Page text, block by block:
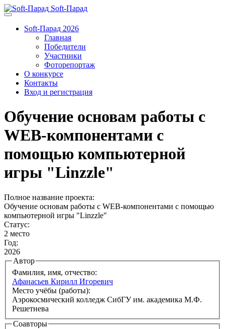
Soft-Парад
Soft-Парад 2026
Главная
Победители
Участники
Фоторепортаж
О конкурсе
Контакты
Вход и регистрация
Обучение основам работы с
WEB-компонентами с
помощью компьютерной
игры "Linzzle"
Полное название проекта:
Обучение основам работы с WEB-компонентами с помощью
компьютерной игры "Linzzle"
Статус:
2 место
Год:
2026
Автор
Фамилия, имя, отчество:
Афанасьев Кирилл Игоревич
Место учёбы (работы):
Аэрокосмический колледж ​СибГУ им. академика М.Ф.
Решетнева
Соавторы